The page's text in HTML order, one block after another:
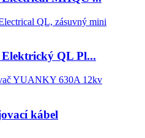
QL Pl...
kábel